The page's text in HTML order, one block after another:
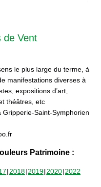
de Vent
le plus large du terme, à
manifestations diverses à
expositions d’art,
théâtres, etc
Saint-Symphorien
Patrimoine :
2018 2019 2020 2022